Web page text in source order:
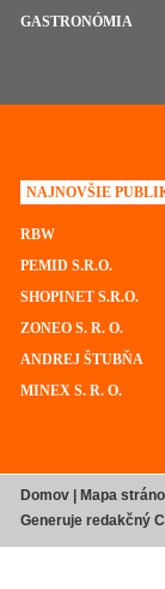
GASTRONÓMIA
NAJNOVŠIE
RBW
PEMID S.R.O.
SHOPINET S.R.O.
ZONEO S. R. O.
ANDREJ ŠTUBŇA
MINEX S. R. O.
Domov Mapa
Generuje redakčný